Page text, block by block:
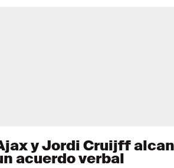
y Jordi Cruijff
acuerdo verbal